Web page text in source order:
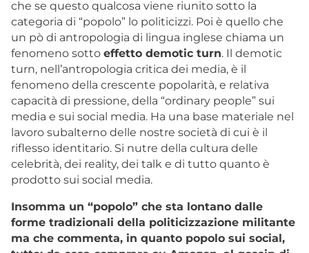
che se questo qualcosa viene riunito sotto la
categoria di “popolo” lo politicizzi. Poi è quello che
un pò di antropologia di lingua inglese chiama un
fenomeno sotto effetto demotic turn. Il demotic
turn, nell’antropologia critica dei media, è il
fenomeno della crescente popolarità, e relativa
capacità di pressione, della “ordinary people” sui
media e sui social media. Ha una base materiale nel
lavoro subalterno delle nostre società di cui è il
riflesso identitario. Si nutre della cultura delle
celebrità, dei reality, dei talk e di tutto quanto è
prodotto sui social media.
Insomma un “popolo” che sta lontano dalle
forme tradizionali della politicizzazione militante
ma che commenta, in quanto popolo sui social,